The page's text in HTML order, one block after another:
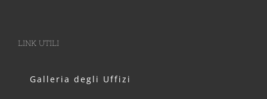
LINK UTILI
Galleria degli Uffizi